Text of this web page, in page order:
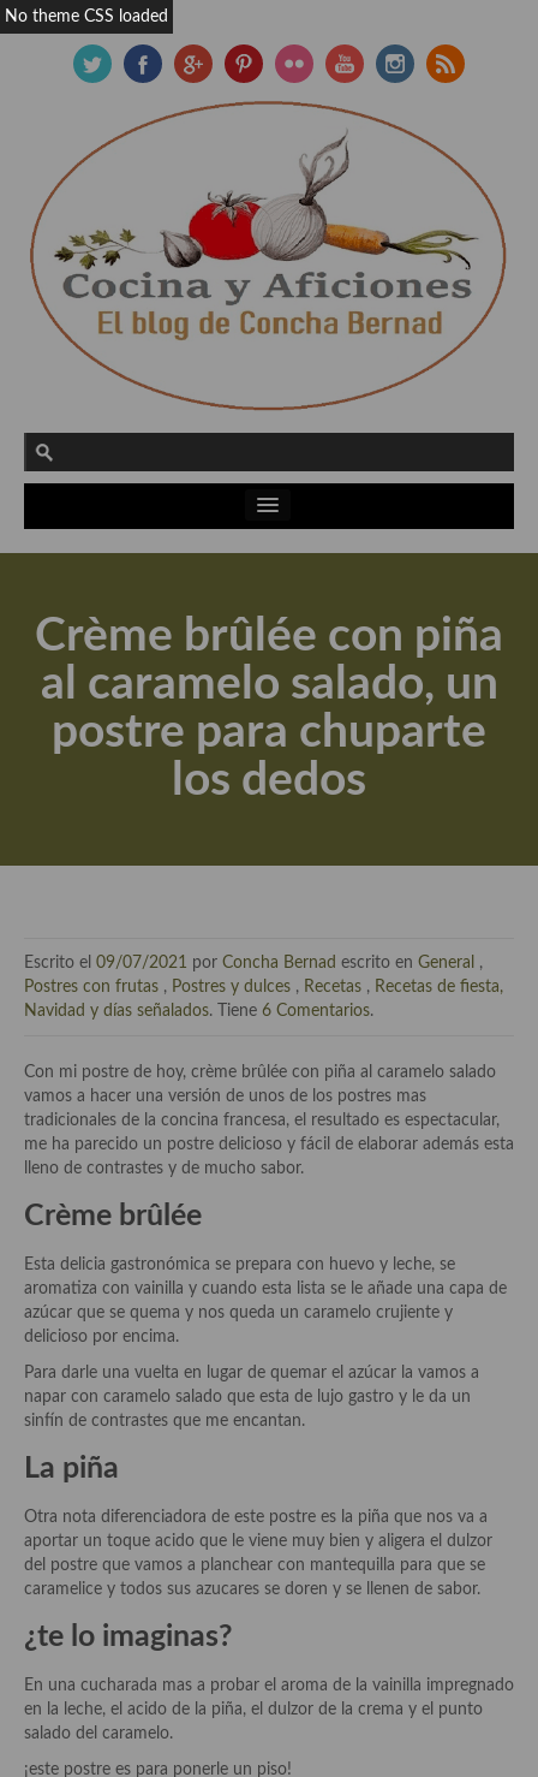
Actualidad y recomendaciones
Apuntes, estudios sobre temas interesantes e importantes
Aceite de Oliva Virgen Extra (AOVE)
Recetas maridadas con los mejores AOVES
Flores en la cocina recetas
En la mesa: menaje, vajilla, técnicas de emplatado, decoración
Historia de la gastronomía, platos celebres, cocineros, críticos,
historias culinarias y otras cosas
Origen y evolución de la comida
Protocolo y buenas maneras.
Viajes eno-gastro-turísticos
En El Candelero
Las opiniones de la «Cocinera»
Acompañamientos
Airfryer recetas
Aderezos, salsas, vinagretas, especias, hierbas aromáticas o
Especias, mezclas de especias
Crème brûlée con piña
al caramelo salado, un
postre para chuparte
los dedos
Escrito el 09/07/2021 por Concha Bernad escrito en General
,
Postres con frutas , Postres y dulces , Recetas , Recetas de fiesta,
Navidad y días señalados. Tiene 6 Comentarios.
Con mi postre de hoy, crème brûlée con piña al caramelo salado
vamos a hacer una versión de unos de los postres mas
tradicionales de la concina francesa, el resultado es espectacular,
me ha parecido un postre delicioso y fácil de elaborar además esta
lleno de contrastes y de mucho sabor.
Crème brûlée
Esta delicia gastronómica se prepara con huevo y leche, se
aromatiza con vainilla y cuando esta lista se le añade una capa de
azúcar que se quema y nos queda un caramelo crujiente y
delicioso por encima.
Para darle una vuelta en lugar de quemar el azúcar la vamos a
napar con caramelo salado que esta de lujo gastro y le da un
sinfín de contrastes que me encantan.
La piña
Otra nota diferenciadora de este postre es la piña que nos va a
aportar un toque acido que le viene muy bien y aligera el dulzor
del postre que vamos a planchear con mantequilla para que se
caramelice y todos sus azucares se doren y se llenen de sabor.
¿te lo imaginas?
En una cucharada mas a probar el aroma de la vainilla impregnado
en la leche, el acido de la piña, el dulzor de la crema y el punto
salado del caramelo.
¡este postre es para ponerle un piso!
No theme CSS loaded